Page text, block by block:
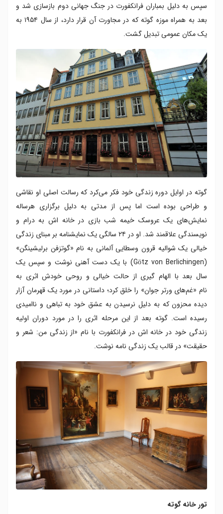
سپس به دلیل بمباران فرانکفورت در جنگ جهانی دوم بازسازی شد و
بعد به همراه موزه گوته که در مجاورت آن قرار دارد، از سال ۱۹۵۴ به
یک مکان عمومی تبدیل گشت.
گوته در اوایل دوره زندگی خود فکر می‌کرد که رسالت اصلی او نقاشی
و طراحی بوده است اما پس از مدتی به دلیل برگزاری هرساله
نمایش‌های یک عروسک خيمه شب بازى در خانه اش به درام و
نویسندگی علاقمند شد. او در ۲۴ سالگی یک نمایشنامه بر مبنای زندگی
خیالی یک شوالیه قرون وسطایی آلمانی به نام «گوتزفن برلیشینگن»
(Götz von Berlichingen) با یک دست آهنی نوشت و سپس یک
سال بعد با الهام گیری از حالت خیالی و روحی خودش اثری به
نام «غم‌های ورتر جوان» را خلق کرد؛ داستانی در مورد یک قهرمان آزار
دیده محزون که به دلیل نرسیدن به عشق خود به تباهی و ناامیدی
رسیده است. گوته بعد از این مرحله اثری را در مورد دوران اولیه
زندگی خود در خانه اش در فرانکفورت با نام «از زندگی من: شعر و
حقیقت» در قالب یک زندگی نامه نوشت.
تور خانه گوته